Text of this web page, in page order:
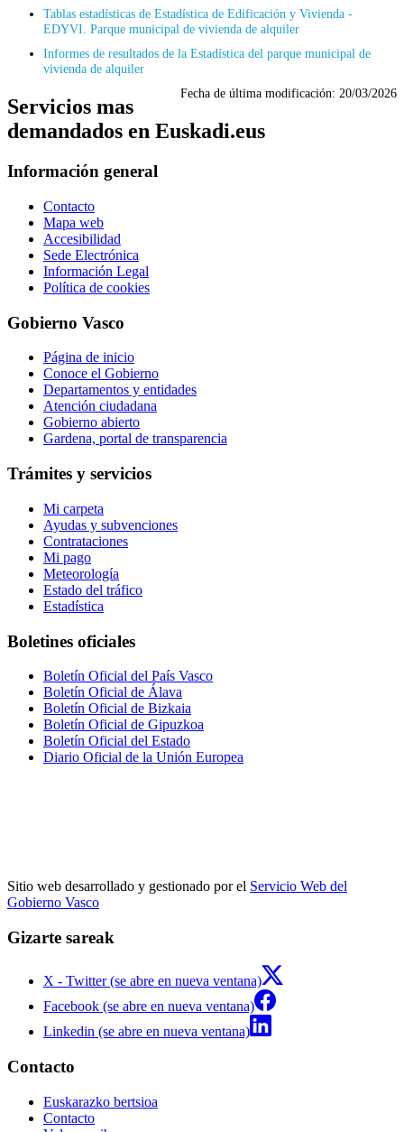
Tablas estadísticas de Estadística de Edificación y Vivienda -
EDYVI. Parque municipal de vivienda de alquiler
Informes de resultados de la Estadística del parque municipal de
vivienda de alquiler
Fecha de última modificación: 20/03/2026
Servicios mas
demandados en Euskadi.eus
Información general
Contacto
Mapa web
Accesibilidad
Sede Electrónica
Información Legal
Política de cookies
Gobierno Vasco
Página de inicio
Conoce el Gobierno
Departamentos y entidades
Atención ciudadana
Gobierno abierto
Gardena, portal de transparencia
Trámites y servicios
Mi carpeta
Ayudas y subvenciones
Contrataciones
Mi pago
Meteorología
Estado del tráfico
Estadística
Boletines oficiales
Boletín Oficial del País Vasco
Boletín Oficial de Álava
Boletín Oficial de Bizkaia
Boletín Oficial de Gipuzkoa
Boletín Oficial del Estado
Diario Oficial de la Unión Europea
Sitio web desarrollado y gestionado por el Servicio Web del
Gobierno Vasco
Gizarte sareak
X - Twitter (se abre en nueva ventana)
Facebook (se abre en nueva ventana)
Linkedin (se abre en nueva ventana)
Contacto
Euskarazko bertsioa
Contacto